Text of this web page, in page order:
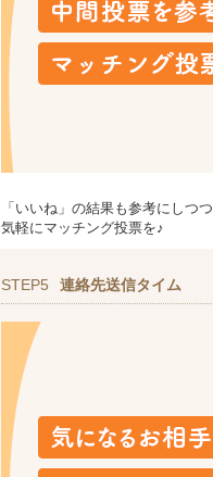
「いいね」の結果も参考にしつつ
気軽にマッチング投票を♪
STEP5 連絡先送信タイム